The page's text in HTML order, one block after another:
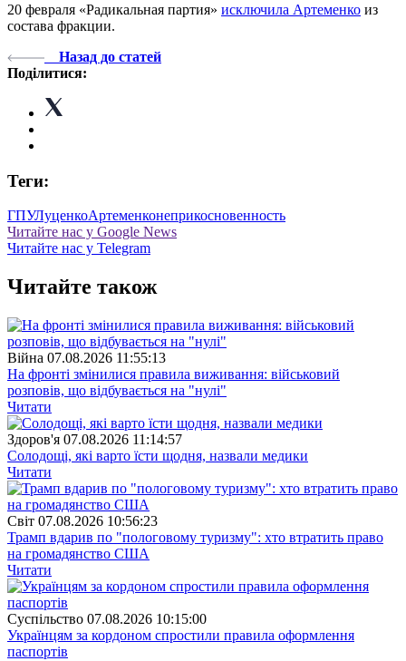
20 февраля «Радикальная партия» исключила Артеменко из
состава фракции.
Назад до статей
Поділитися:
Теги:
ГПУЛуценкоАртеменконеприкосновенность
Читайте нас у Google News
Читайте нас у Telegram
Читайте також
Війна 07.08.2026 11:55:13
На фронті змінилися правила виживання: військовий
розповів, що відбувається на "нулі"
Читати
Здоров'я 07.08.2026 11:14:57
Солодощі, які варто їсти щодня, назвали медики
Читати
Свiт 07.08.2026 10:56:23
Трамп вдарив по "пологовому туризму": хто втратить право
на громадянство США
Читати
Суспiльство 07.08.2026 10:15:00
Українцям за кордоном спростили правила оформлення
паспортів